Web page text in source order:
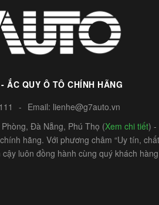
ẮC QUY Ô TÔ CHÍNH HÃNG
- Email: lienhe@g7auto.vn
Đà Nẵng, Phú Thọ (Xem chi tiết) -
hãng. Với phương châm “Uy tín,
luôn đồng hành cùng quý khách